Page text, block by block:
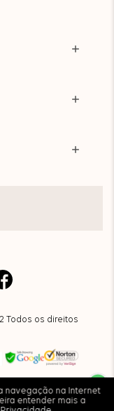
navegação na Internet
entender mais a
Todos os direitos